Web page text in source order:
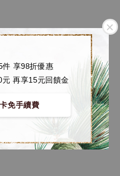
件 享98折優惠
再享15元回饋金
免手續費